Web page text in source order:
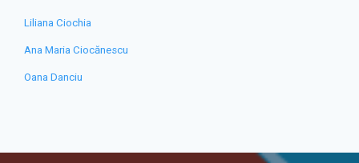
Liliana Ciochia
Ana Maria Ciocănescu
Oana Danciu